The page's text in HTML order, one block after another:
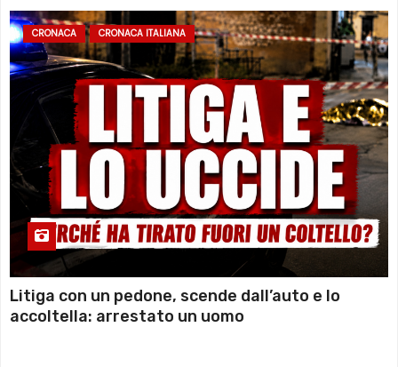
CRONACA CRONACA ITALIANA
Litiga con un pedone, scende dall’auto e lo
accoltella: arrestato un uomo